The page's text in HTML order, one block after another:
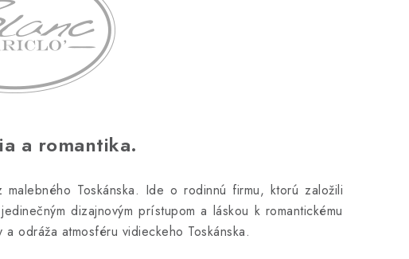
a romantika.
Toskánska. Ide o rodinnú firmu, ktorú založili
dizajnovým prístupom a láskou k romantickému
odráža atmosféru vidieckeho Toskánska.